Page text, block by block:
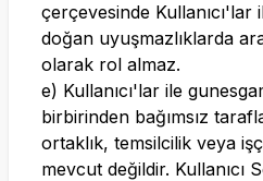
çerçevesinde Kullanıcı'lar
doğan uyuşmazlıklarda
olarak rol almaz.
e) Kullanıcı'lar ile
birbirinden bağımsız
ortaklık, temsilcilik veya
mevcut değildir. Kullanıcı